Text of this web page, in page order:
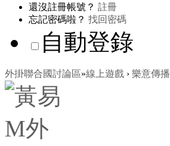
還沒註冊帳號？ 註冊
忘記密碼啦？ 找回密碼
自動登錄
外掛聯合國討論區»線上遊戲 › 樂意傳播